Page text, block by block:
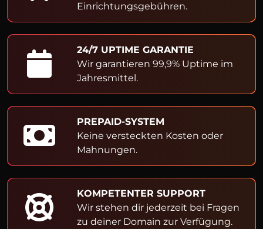
Einrichtungsgebühren.
24/7 UPTIME GARANTIE
Wir garantieren 99,9% Uptime im
Jahresmittel.
PREPAID-SYSTEM
Keine versteckten Kosten oder
Mahnungen.
KOMPETENTER SUPPORT
Wir stehen dir jederzeit bei Fragen
zu deiner Domain zur Verfügung.